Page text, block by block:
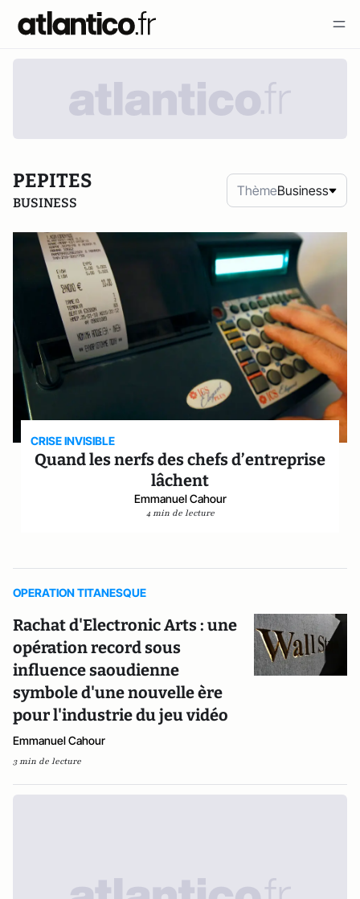
PEPITES
BUSINESS
ThèmeBusiness
CRISE INVISIBLE
Quand les nerfs des chefs d’entreprise
lâchent
Emmanuel Cahour
4 min de lecture
OPERATION TITANESQUE
Rachat d'Electronic Arts : une
opération record sous
influence saoudienne
symbole d'une nouvelle ère
pour l'industrie du jeu vidéo
Emmanuel Cahour
3 min de lecture